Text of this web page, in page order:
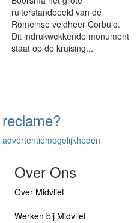
ruiterstandbeeld van de
Romeinse veldheer Corbulo.
Dit indrukwekkende monument
staat op de kruising...
Over Ons
Over Midvliet
Werken bij Midvliet